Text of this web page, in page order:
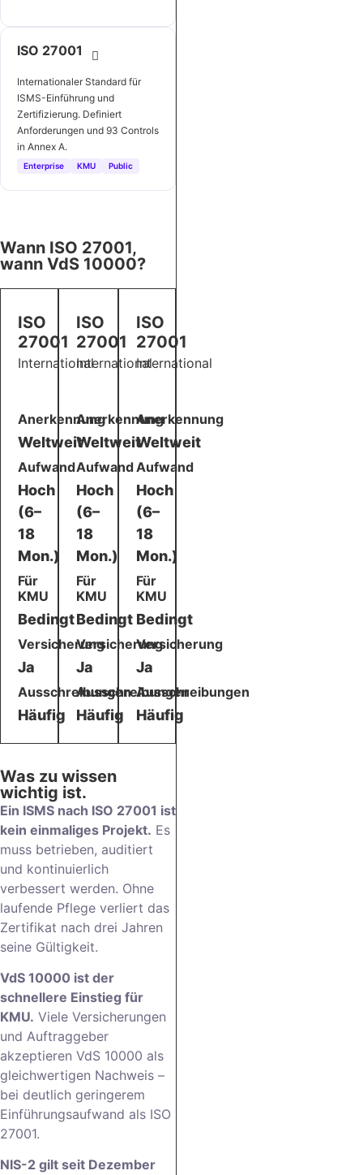
ISO 27001
Internationaler Standard für
ISMS-Einführung und
Zertifizierung. Definiert
Anforderungen und 93 Controls
in Annex A.
Enterprise KMU Public
Wann ISO 27001,
wann VdS 10000?
ISO
27001
International
Anerkennung
Weltweit
Aufwand
Hoch
(6–
18
Mon.)
Für
KMU
Bedingt
Versicherung
Ja
Ausschreibungen
Häufig
ISO
27001
International
Anerkennung
Weltweit
Aufwand
Hoch
(6–
18
Mon.)
Für
KMU
Bedingt
Versicherung
Ja
Ausschreibungen
Häufig
ISO
27001
International
Anerkennung
Weltweit
Aufwand
Hoch
(6–
18
Mon.)
Für
KMU
Bedingt
Versicherung
Ja
Ausschreibungen
Häufig
Was zu wissen
wichtig ist.
Ein ISMS nach ISO 27001 ist
kein einmaliges Projekt. Es
muss betrieben, auditiert
und kontinuierlich
verbessert werden. Ohne
laufende Pflege verliert das
Zertifikat nach drei Jahren
seine Gültigkeit.
VdS 10000 ist der
schnellere Einstieg für
KMU. Viele Versicherungen
und Auftraggeber
akzeptieren VdS 10000 als
gleichwertigen Nachweis –
bei deutlich geringerem
Einführungsaufwand als ISO
27001.
NIS-2 gilt seit Dezember